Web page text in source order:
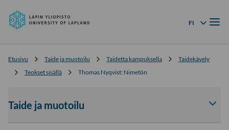
Siirry
suoraan
yliopisto
FI
Kielivalikko
Etusivu Taide ja muotoilu Taidetta kampuksella
Taidekävely
Teokset sisällä
Thomas Nyqvist: Nimetön
Taide ja muotoilu
tai